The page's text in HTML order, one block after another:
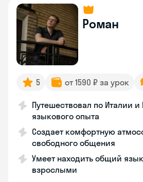
Роман
5 от 1590 ₽ за урок
Путешествовал по Италии
языкового опыта
Создает комфортную
свободного общения
Умеет находить общий
взрослыми